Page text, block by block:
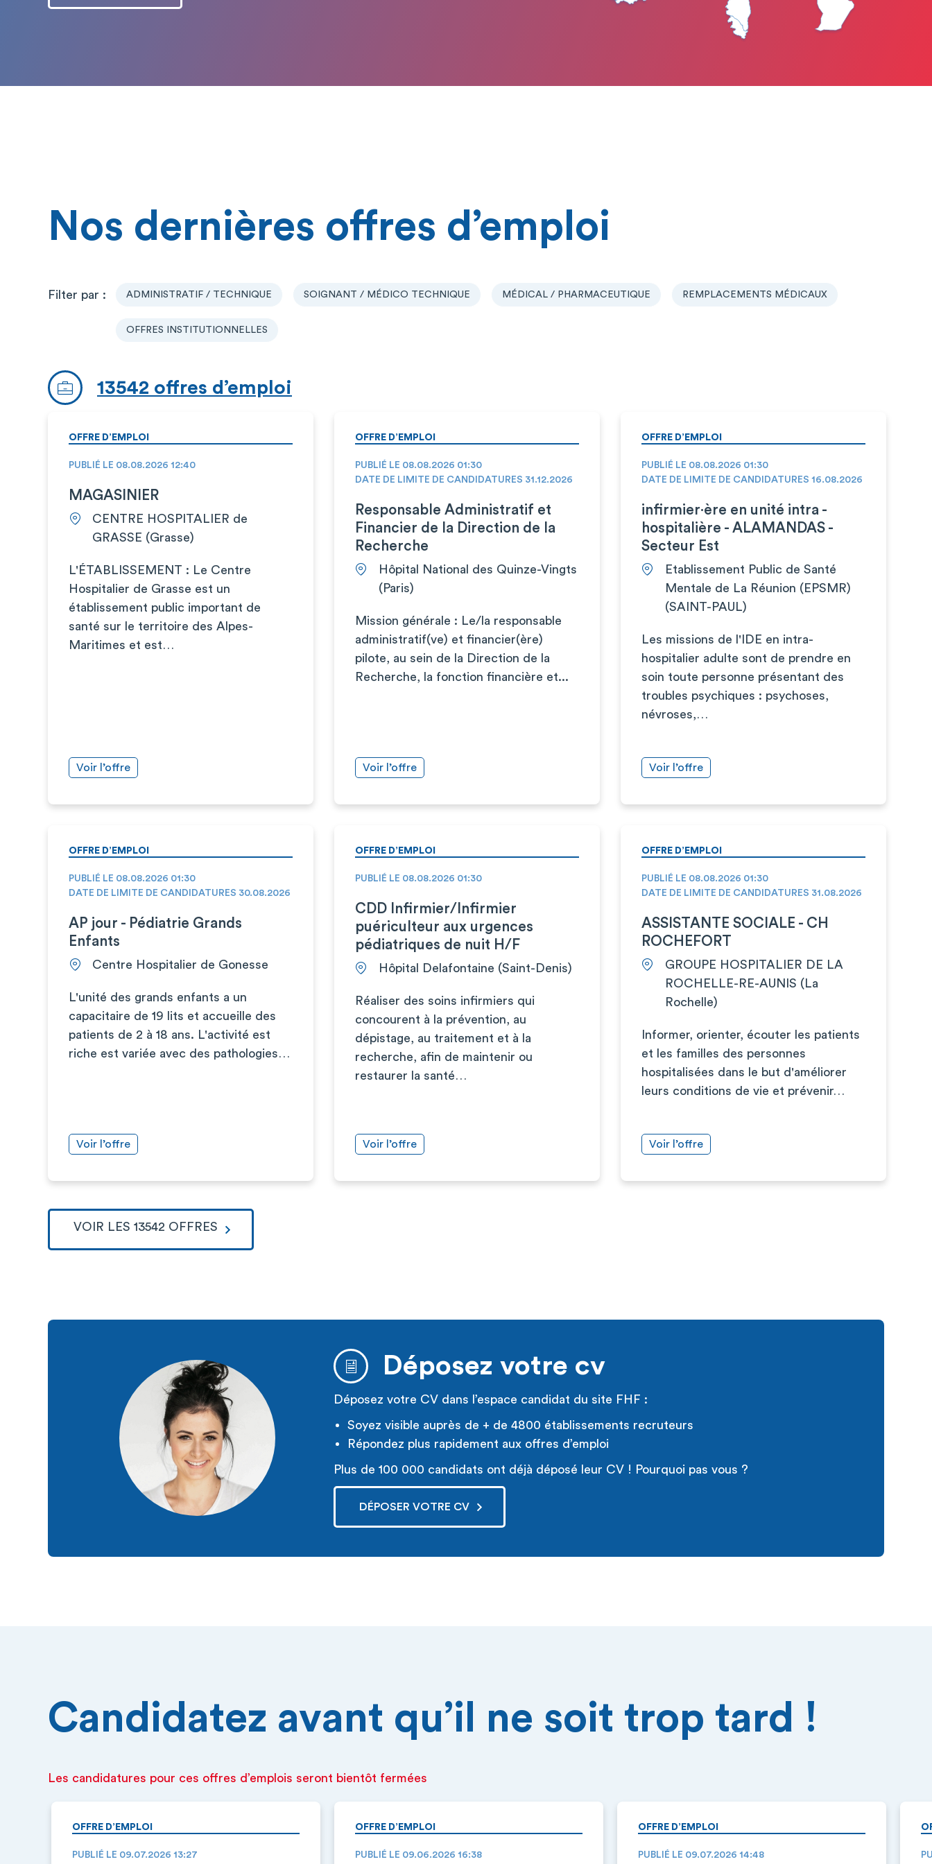
Nos dernières offres d’emploi
ADMINISTRATIF / TECHNIQUE SOIGNANT / MÉDICO TECHNIQUE MÉDICAL / PHARMACEUTIQUE REMPLACEMENTS MÉDICAUX
OFFRES INSTITUTIONNELLES
13542 offres d’emploi
OFFRE D’EMPLOI
PUBLIÉ LE 08.08.2026 12:40
MAGASINIER
CENTRE HOSPITALIER de
GRASSE (Grasse)
L'ÉTABLISSEMENT : Le Centre
Hospitalier de Grasse est un
établissement public important de
santé sur le territoire des Alpes-
Maritimes et est…
Voir l’offre
OFFRE D’EMPLOI
PUBLIÉ LE 08.08.2026 01:30
DATE DE LIMITE DE CANDIDATURES 31.12.2026
Responsable Administratif et
Financier de la Direction de la
Recherche
Hôpital National des Quinze-Vingts
(Paris)
Mission générale : Le/la responsable
administratif(ve) et financier(ère)
pilote, au sein de la Direction de la
Recherche, la fonction financière et...
Voir l’offre
OFFRE D’EMPLOI
PUBLIÉ LE 08.08.2026 01:30
DATE DE LIMITE DE CANDIDATURES 16.08.2026
infirmier·ère en unité intra -
hospitalière - ALAMANDAS -
Secteur Est
Etablissement Public de Santé
Mentale de La Réunion (EPSMR)
(SAINT-PAUL)
Les missions de l'IDE en intra-
hospitalier adulte sont de prendre en
soin toute personne présentant des
troubles psychiques : psychoses,
névroses,…
Voir l’offre
OFFRE D’EMPLOI
PUBLIÉ LE 08.08.2026 01:30
DATE DE LIMITE DE CANDIDATURES 30.08.2026
AP jour - Pédiatrie Grands
Enfants
Centre Hospitalier de Gonesse
L'unité des grands enfants a un
capacitaire de 19 lits et accueille des
patients de 2 à 18 ans. L'activité est
riche est variée avec des pathologies…
Voir l’offre
OFFRE D’EMPLOI
PUBLIÉ LE 08.08.2026 01:30
CDD Infirmier/Infirmier
puériculteur aux urgences
pédiatriques de nuit H/F
Hôpital Delafontaine (Saint-Denis)
Réaliser des soins infirmiers qui
concourent à la prévention, au
dépistage, au traitement et à la
recherche, afin de maintenir ou
restaurer la santé…
Voir l’offre
OFFRE D’EMPLOI
PUBLIÉ LE 08.08.2026 01:30
DATE DE LIMITE DE CANDIDATURES 31.08.2026
ASSISTANTE SOCIALE - CH
ROCHEFORT
GROUPE HOSPITALIER DE LA
ROCHELLE-RE-AUNIS (La
Rochelle)
Informer, orienter, écouter les patients
et les familles des personnes
hospitalisées dans le but d'améliorer
leurs conditions de vie et prévenir…
Voir l’offre
VOIR LES 13542 OFFRES
Déposez votre cv
Déposez votre CV dans l’espace candidat du site FHF :
Soyez visible auprès de + de 4800 établissements recruteurs
Répondez plus rapidement aux offres d’emploi
Plus de 100 000 candidats ont déjà déposé leur CV ! Pourquoi pas vous ?
DÉPOSER VOTRE CV
Candidatez avant qu’il ne soit trop tard !
Les candidatures pour ces offres d’emplois seront bientôt fermées
OFFRE D’EMPLOI
PUBLIÉ LE 09.07.2026 13:27
OFFRE D’EMPLOI
PUBLIÉ LE 09.06.2026 16:38
OFFRE D’EMPLOI
PUBLIÉ LE 09.07.2026 14:48